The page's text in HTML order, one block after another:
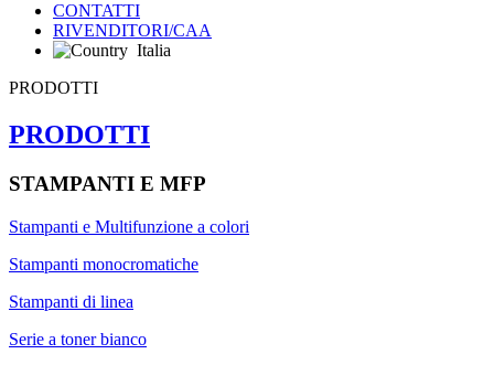
CONTATTI
RIVENDITORI/CAA
Italia
PRODOTTI
PRODOTTI
STAMPANTI E MFP
Stampanti e Multifunzione a colori
Stampanti monocromatiche
Stampanti di linea
Serie a toner bianco